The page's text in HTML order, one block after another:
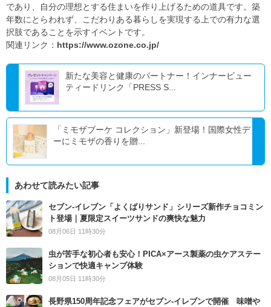
であり、自分の理想とする住まいを作り上げるための道具です。築
年数にとらわれず、こだわりある暮らしを実現する上での有力な選
択肢であることを示すイベントです。
関連リンク： https://www.ozone.co.jp/
新たな美容と健康のパートナー！インナービュー
ティードリンク「PRESS S...
「ミモザブーケ コレクション」新登場！国際女性デ
ーにミモザの香りを贈...
あわせて読みたい記事
セブン‐イレブン「よくばりサンド」シリーズ新作チョコミン
ト登場｜夏限定スイーツサンドの爽快な魅力
08月06日 11時30分
虫が苦手な初心者も安心！PICA×アース製薬の虫ケアステー
ションで快適キャンプ体験
08月05日 11時30分
長野県150周年記念フェアがセブン-イレブンで開催 味噌や